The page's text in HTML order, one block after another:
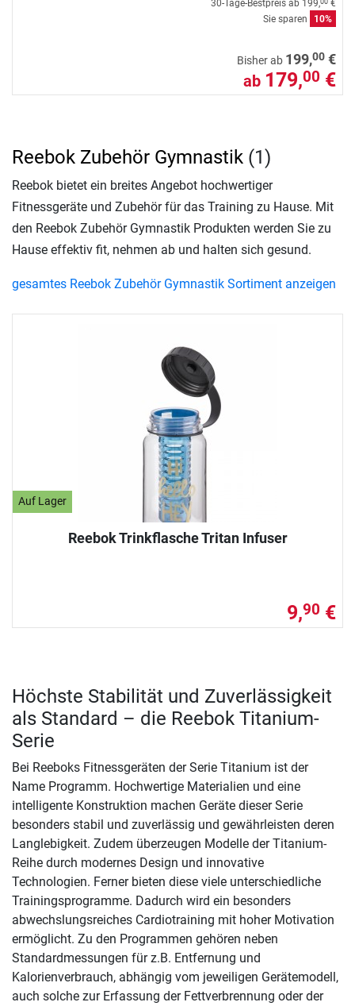
30-Tage-Bestpreis ab 199,
€
Sie sparen
10%
Bisher ab 199,00 €
ab 179,00 €
Auf Lager
Reebok Trinkflasche Tritan Infuser
9,90 €
Reebok Zubehör Gymnastik (1)
Reebok bietet ein breites Angebot hochwertiger
Fitnessgeräte und Zubehör für das Training zu Hause. Mit
den Reebok Zubehör Gymnastik Produkten werden Sie zu
Hause effektiv fit, nehmen ab und halten sich gesund.
gesamtes Reebok Zubehör Gymnastik Sortiment anzeigen
Höchste Stabilität und Zuverlässigkeit
als Standard – die Reebok Titanium-
Serie
Bei Reeboks Fitnessgeräten der Serie Titanium ist der
Name Programm. Hochwertige Materialien und eine
intelligente Konstruktion machen Geräte dieser Serie
besonders stabil und zuverlässig und gewährleisten deren
Langlebigkeit. Zudem überzeugen Modelle der Titanium-
Reihe durch modernes Design und innovative
Technologien. Ferner bieten diese viele unterschiedliche
Trainingsprogramme. Dadurch wird ein besonders
abwechslungsreiches Cardiotraining mit hoher Motivation
ermöglicht. Zu den Programmen gehören neben
Standardmessungen für z.B. Entfernung und
Kalorienverbrauch, abhängig vom jeweiligen Gerätemodell,
auch solche zur Erfassung der Fettverbrennung oder der